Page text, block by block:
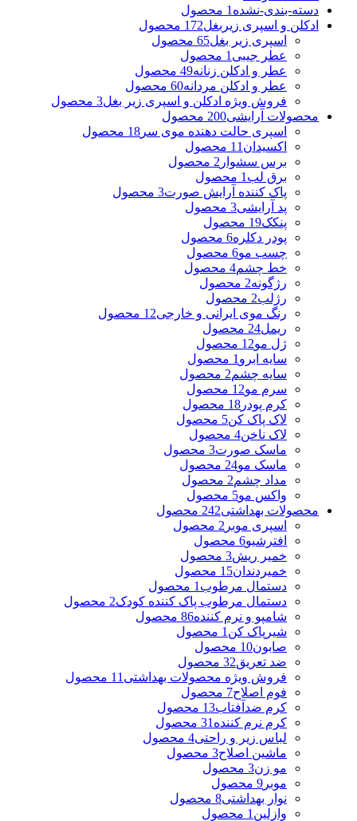
دسته-بندی-نشده 1 محصول
ادکلن و اسپری زیربغل172 محصول
اسپری زیر بغل65 محصول
عطر جیبی 1 محصول
عطر و ادکلن زنانه49 محصول
عطر و ادکلن مردانه60 محصول
فروش ویژه ادکلن و اسپری زیر بغل3 محصول
محصولات آرایشی200 محصول
اسپری حالت دهنده موی سر 18 محصول
اکسیدان 11 محصول
برس سشوار 2 محصول
برق لب 1 محصول
پاک کننده آرایش صورت3 محصول
پد آرایشی3 محصول
پنکک19 محصول
پودر دکلره6 محصول
چسب مو6 محصول
خط چشم4 محصول
رژگونه2 محصول
رژلب2 محصول
رنگ موی ایرانی و خارجی12 محصول
ریمل24 محصول
ژل مو12 محصول
سایه ابرو 1 محصول
سایه چشم2 محصول
سرم مو12 محصول
کرم پودر 18 محصول
لاک پاک کن5 محصول
لاک ناخن4 محصول
ماسک صورت3 محصول
ماسک مو24 محصول
مداد چشم2 محصول
واکس مو5 محصول
محصولات بهداشتی242 محصول
اسپری موبر 2 محصول
افترشیو6 محصول
خمیر ریش3 محصول
خمیردندان15 محصول
دستمال مرطوب 1 محصول
دستمال مرطوب پاک کننده کودک2 محصول
شامپو و نرم کننده86 محصول
شیرپاک کن 1 محصول
صابون10 محصول
ضد تعریق32 محصول
فروش ویژه محصولات بهداشتی 11 محصول
فوم اصلاح7 محصول
کرم ضدآفتاب13 محصول
کرم نرم کننده 31 محصول
لباس زیر و راحتی4 محصول
ماشین اصلاح3 محصول
مو زن3 محصول
موبر 9 محصول
نوار بهداشتی8 محصول
وازلین 1 محصول